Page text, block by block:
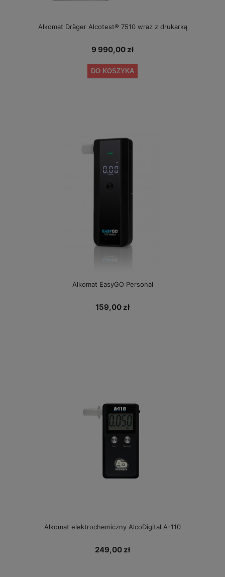
Alkomat Dräger Alcotest® 7510 wraz z drukarką
9 990,00 zł
DO KOSZYKA
Alkomat EasyGO Personal
159,00 zł
Alkomat elektrochemiczny AlcoDigital A-110
249,00 zł